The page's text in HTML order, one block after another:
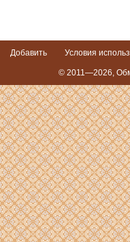
Добавить Условия
© 2011—2026,